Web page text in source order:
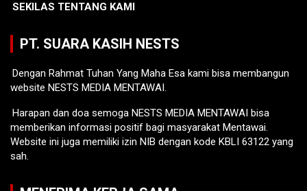
SEKILAS TENTANG KAMI
PT. SUARA KASIH NESTS
Dengan Rahmat Tuhan Yang Maha Esa kami bisa membangun
website NESTS MEDIA MENTAWAI.
Harapan dan doa semoga NESTS MEDIA MENTAWAI bisa
memberikan informasi positif bagi masyarakat Mentawai.
Website ini juga memiliki izin NIB dengan kode KBLI 63122 yang
sah.